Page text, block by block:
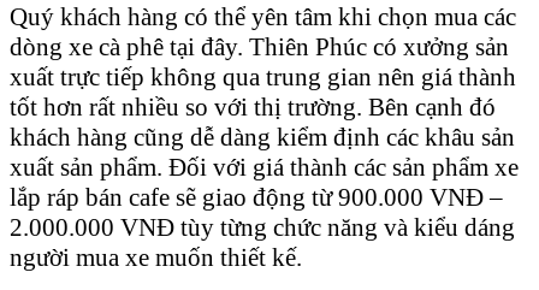
Quý khách hàng có thể yên tâm khi chọn mua các
dòng xe cà phê tại đây. Thiên Phúc có xưởng sản
xuất trực tiếp không qua trung gian nên giá thành
tốt hơn rất nhiều so với thị trường. Bên cạnh đó
khách hàng cũng dễ dàng kiểm định các khâu sản
xuất sản phẩm. Đối với giá thành các sản phẩm xe
lắp ráp bán cafe sẽ giao động từ 900.000 VNĐ –
2.000.000 VNĐ tùy từng chức năng và kiểu dáng
người mua xe muốn thiết kế.